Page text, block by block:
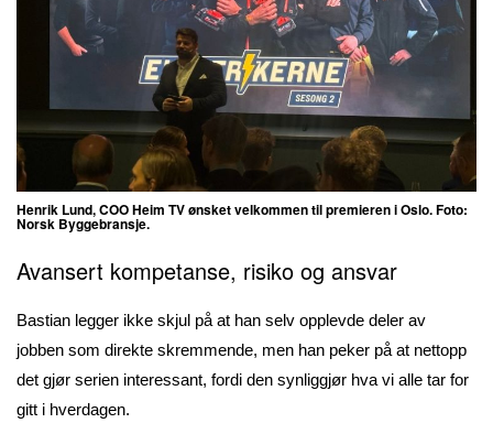
Henrik Lund, COO Heim TV ønsket velkommen til premieren i Oslo. Foto:
Norsk Byggebransje.
Avansert kompetanse, risiko og ansvar
Bastian legger ikke skjul på at han selv opplevde deler av
jobben som direkte skremmende, men han peker på at nettopp
det gjør serien interessant, fordi den synliggjør hva vi alle tar for
gitt i hverdagen.